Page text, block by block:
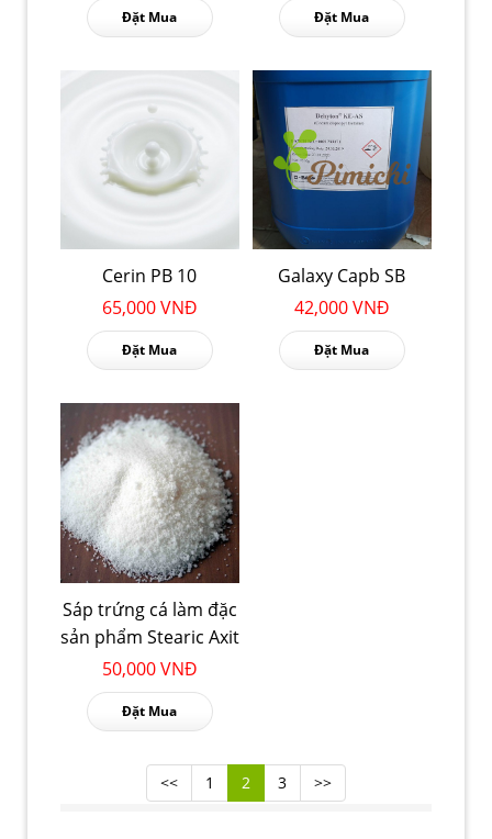
Đặt Mua Đặt Mua
Cerin PB 10
65,000 VNĐ
Đặt Mua
Galaxy Capb SB
42,000 VNĐ
Đặt Mua
Sáp trứng cá làm đặc
sản phẩm Stearic Axit
50,000 VNĐ
Đặt Mua
<< 1 2 3 >>